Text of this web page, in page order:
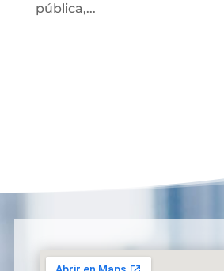
pública,...